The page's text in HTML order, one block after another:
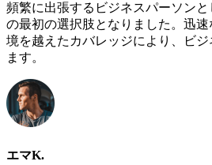
頻繁に出張するビジネスパーソンと
の最初の選択肢となりました。迅
境を越えたカバレッジにより、ビ
ます。
エマK.